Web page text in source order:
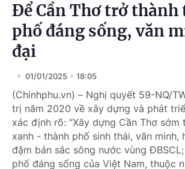
Để Cần Thơ trở thành
phố đáng sống, văn
đại
01/01/2025 18:05
(Chinhphu.vn) – Nghị quyết 59-NQ/
trị năm 2020 về xây dựng và phát
xác định rõ: “Xây dựng Cần Thơ
xanh - thành phố sinh thái, văn minh,
đậm bản sắc sông nước vùng
phố đáng sống của Việt Nam, thuộc